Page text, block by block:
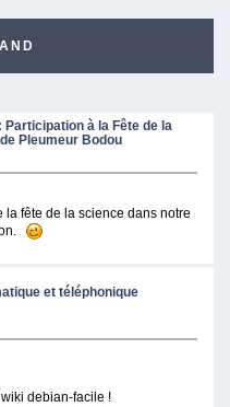
Participation à la Fête de la
Pleumeur Bodou
fête de la science dans notre
et téléphonique
debian-facile !